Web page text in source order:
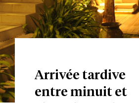
Arrivée tardive
entre minuit et